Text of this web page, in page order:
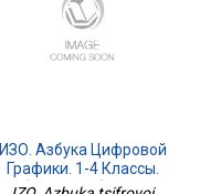
ИЗО. Азбука Цифровой
Графики. 1-4 Классы.
Учебное Пособие Просв.